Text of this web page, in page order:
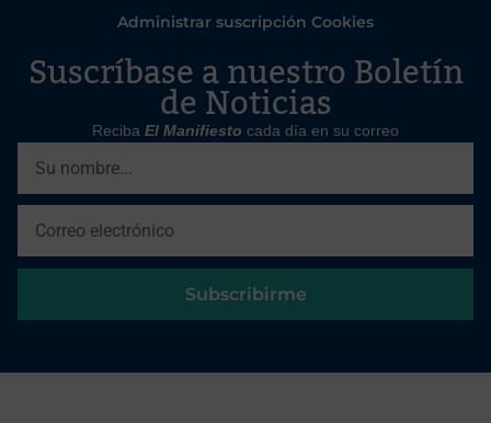
Administrar suscripción Cookies
Suscríbase a nuestro Boletín
de Noticias
Reciba El Manifiesto cada día en su correo
Subscribirme